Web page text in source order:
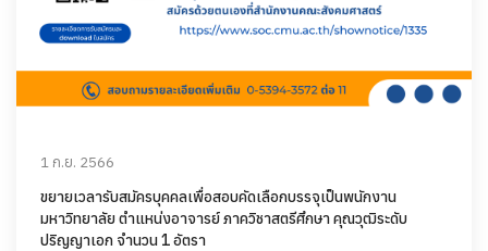
1 ก.ย. 2566
ขยายเวลารับสมัครบุคคลเพื่อสอบคัดเลือกบรรจุเป็นพนักงาน
มหาวิทยาลัย ตำแหน่งอาจารย์ ภาควิชาสตรีศึกษา คุณวุฒิระดับ
ปริญญาเอก จำนวน 1 อัตรา